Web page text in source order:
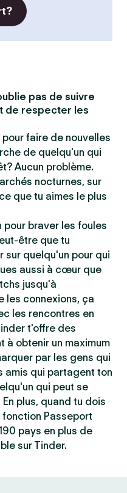
pas de suivre
de respecter les
faire de nouvelles
de quelqu'un qui
Aucun problème.
nocturnes, sur
que tu aimes le plus
braver les foules
être que tu
sur quelqu'un pour qui
aussi à cœur que
jusqu'à
les connexions, ça
les rencontres en
t'offre des
obtenir un maximum
par les gens qui
amis qui partagent ton
qui peut se
plus, quand tu dois
Passeport
pays en plus de
sur Tinder.